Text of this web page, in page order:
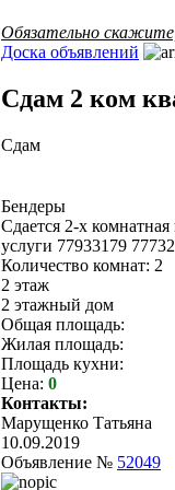
Обязательно
Доска объявлений
Сдам 2 ком
Сдам
Бендеры
Сдается 2-х
услуги 77933179
Количество комнат: 2
2 этаж
2 этажный дом
Общая площадь:
Жилая площадь:
Площадь кухни:
Цена: 0
Контакты:
Марущенко Татьяна
10.09.2019
Объявление № 52049